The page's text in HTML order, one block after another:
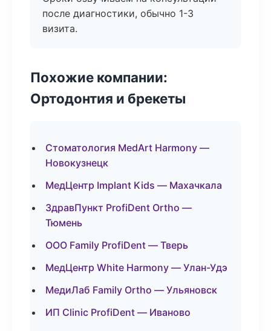
после диагностики, обычно 1-3
визита.
Похожие компании:
Ортодонтия и брекеты
Стоматология MedArt Harmony —
Новокузнецк
МедЦентр Implant Kids — Махачкала
ЗдравПункт ProfiDent Ortho —
Тюмень
ООО Family ProfiDent — Тверь
МедЦентр White Harmony — Улан-Удэ
МедиЛаб Family Ortho — Ульяновск
ИП Clinic ProfiDent — Иваново